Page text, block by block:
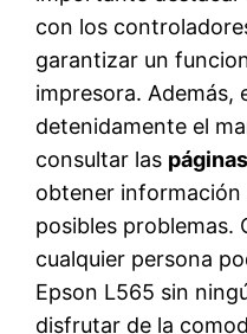
con los
garantizar un
impresora. Además,
detenidamente el
consultar las
obtener información
posibles problemas.
cualquier persona
Epson L565 sin
disfrutar de la